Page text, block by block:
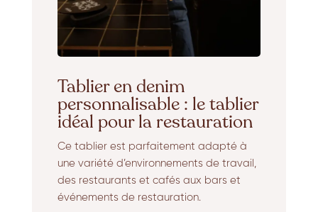
Tablier en denim
personnalisable : le tablier
idéal pour la restauration
Ce tablier est parfaitement adapté à
une variété d’environnements de travail,
des restaurants et cafés aux bars et
événements de restauration.